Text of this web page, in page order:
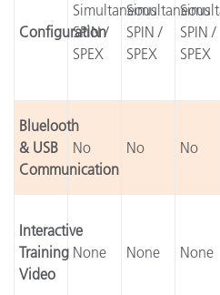
Configuration
Simultaneous
SPIN /
SPEX
Simultaneous
SPIN /
SPEX
SPIN /
SPEX
Bluelooth
& USB
Communication
No No No
Interactive
Training
Video
None None None